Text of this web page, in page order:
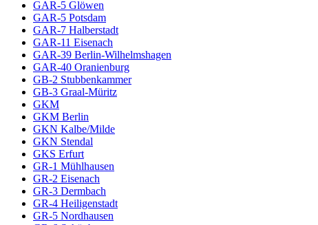
GAR-5 Glöwen
GAR-5 Potsdam
GAR-7 Halberstadt
GAR-11 Eisenach
GAR-39 Berlin-Wilhelmshagen
GAR-40 Oranienburg
GB-2 Stubbenkammer
GB-3 Graal-Müritz
GKM
GKM Berlin
GKN Kalbe/Milde
GKN Stendal
GKS Erfurt
GR-1 Mühlhausen
GR-2 Eisenach
GR-3 Dermbach
GR-4 Heiligenstadt
GR-5 Nordhausen